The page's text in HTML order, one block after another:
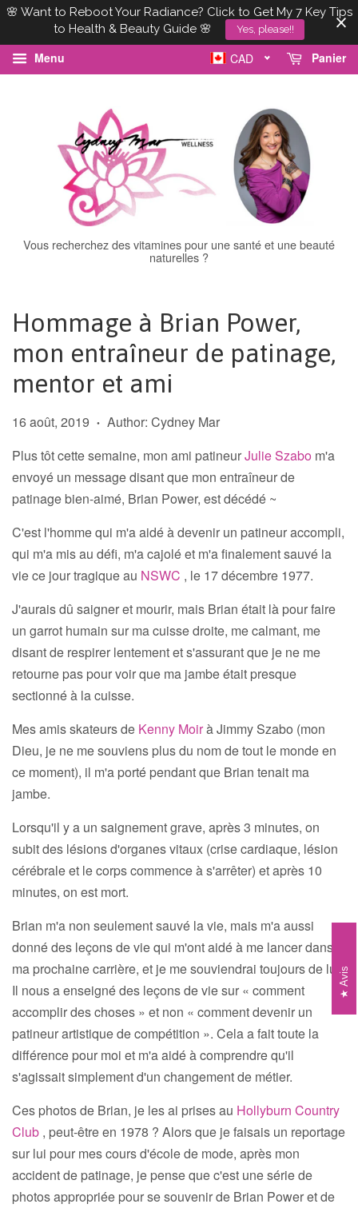
🌸 Want to Reboot Your Radiance? Click to Get My 7 Key Tips
to Health & Beauty Guide 🌸
Yes, please!!
Menu Panier
CAD
Vous recherchez des vitamines pour une santé et une beauté
naturelles ?
Hommage à Brian Power,
mon entraîneur de patinage,
mentor et ami
16 août, 2019 • Author: Cydney Mar
Plus tôt cette semaine, mon ami patineurJulie Szabo m'a
envoyé un message disant que mon entraîneur de
patinage bien-aimé, Brian Power, est décédé ~
C'est l'homme qui m'a aidé à devenir un patineur accompli,
qui m'a mis au défi, m'a cajolé et m'a finalement sauvé la
vie ce jour tragique au NSWC , le 17 décembre 1977.
J'aurais dû saigner et mourir, mais Brian était là pour faire
un garrot humain sur ma cuisse droite, me calmant, me
disant de respirer lentement et s'assurant que je ne me
retourne pas pour voir que ma jambe était presque
sectionné à la cuisse.
Mes amis skateurs de Kenny Moirà Jimmy Szabo (mon
Dieu, je ne me souviens plus du nom de tout le monde en
ce moment), il m'a porté pendant que Brian tenait ma
jambe.
Lorsqu'il y a un saignement grave, après 3 minutes, on
subit des lésions d'organes vitaux (crise cardiaque, lésion
cérébrale et le corps commence à s'arrêter) et après 10
minutes, on est mort.
Brian m'a non seulement sauvé la vie, mais m'a aussi
donné des leçons de vie qui m'ont aidé à me lancer dans
ma prochaine carrière, et je me souviendrai toujours de lui.
Il nous a enseigné des leçons de vie sur « comment
accomplir des choses » et non « comment devenir un
patineur artistique de compétition ». Cela a fait toute la
différence pour moi et m'a aidé à comprendre qu'il
s'agissait simplement d'un changement de métier.
Ces photos de Brian, je les ai prises au Hollyburn Country
Club , peut-être en 1978 ? Alors que je faisais un reportage
sur lui pour mes cours d'école de mode, après mon
accident de patinage, je pense que c'est une série de
photos appropriée pour se souvenir de Brian Power et de
Avis